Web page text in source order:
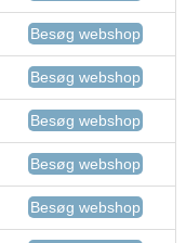
Besøg webshop
Besøg webshop
Besøg webshop
Besøg webshop
Besøg webshop